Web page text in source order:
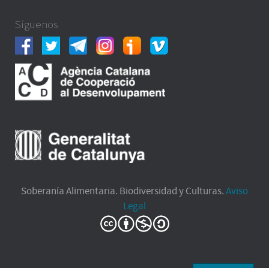
Síguenos
Soberanía Alimentaria. Biodiversidad y Culturas.Aviso
Legal